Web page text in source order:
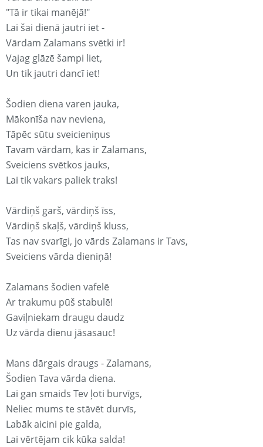
"Tā ir tikai manējā!"
Lai šai dienā jautri iet -
Vārdam Zalamans svētki ir!
Vajag glāzē šampi liet,
Un tik jautri dancī iet!
Šodien diena varen jauka,
Mākonīša nav neviena,
Tāpēc sūtu sveicieniņus
Tavam vārdam, kas ir Zalamans,
Sveiciens svētkos jauks,
Lai tik vakars paliek traks!
Vārdiņš garš, vārdiņš īss,
Vārdiņš skaļš, vārdiņš kluss,
Tas nav svarīgi, jo vārds Zalamans ir Tavs,
Sveiciens vārda dieniņā!
Zalamans šodien vafelē
Ar trakumu pūš stabulē!
Gaviļniekam draugu daudz
Uz vārda dienu jāsasauc!
Mans dārgais draugs - Zalamans,
Šodien Tava vārda diena.
Lai gan smaids Tev ļoti burvīgs,
Neliec mums te stāvēt durvīs,
Labāk aicini pie galda,
Lai vērtējam cik kūka salda!